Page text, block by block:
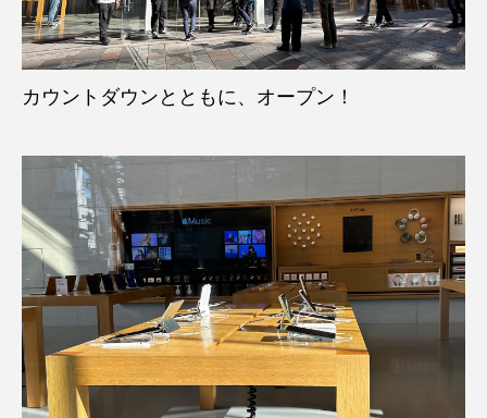
カウントダウンとともに、オープン！